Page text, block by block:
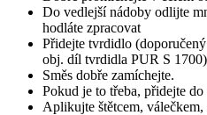
Do vedlejší nádoby odlijte
hodláte zpracovat
Přidejte tvrdidlo
obj. díl tvrdidla PUR S 1700)
Směs dobře zamíchejte.
Pokud je to třeba, přidejte
Aplikujte štětcem,